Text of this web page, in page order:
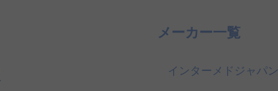
メーカー一覧
インターメドジャパン